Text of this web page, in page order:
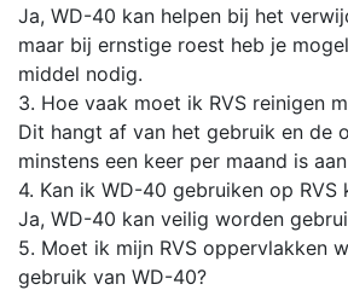
Ja, WD-40 kan helpen bij het
maar bij ernstige roest heb je
middel nodig.
3. Hoe vaak moet ik RVS reinigen
Dit hangt af van het gebruik en de
minstens een keer per maand is
4. Kan ik WD-40 gebruiken op RVS
Ja, WD-40 kan veilig worden
5. Moet ik mijn RVS oppervlakken
gebruik van WD-40?